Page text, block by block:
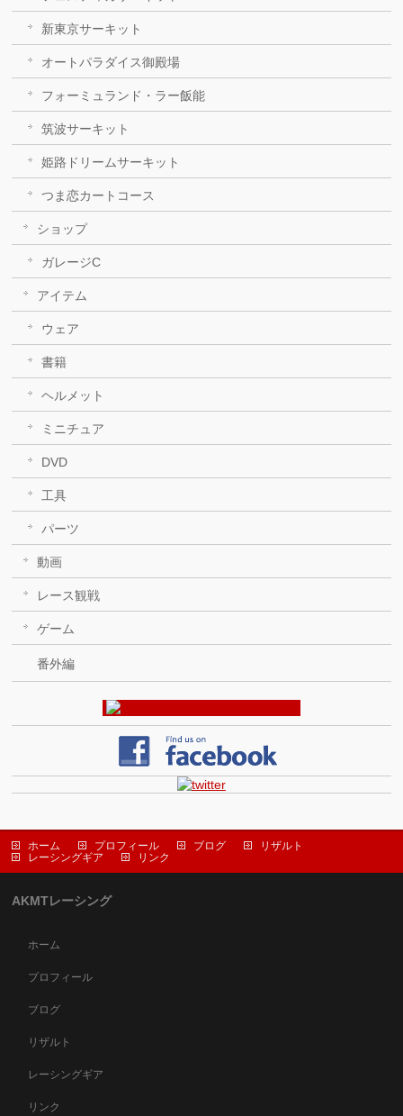
新東京サーキット
オートパラダイス御殿場
フォーミュランド・ラー飯能
筑波サーキット
姫路ドリームサーキット
つま恋カートコース
ショップ
ガレージC
アイテム
ウェア
書籍
ヘルメット
ミニチュア
DVD
工具
パーツ
動画
レース観戦
ゲーム
番外編
ホーム プロフィール ブログ
リザルト
レーシングギア
リンク
AKMTレーシング
ホーム
プロフィール
ブログ
リザルト
レーシングギア
リンク